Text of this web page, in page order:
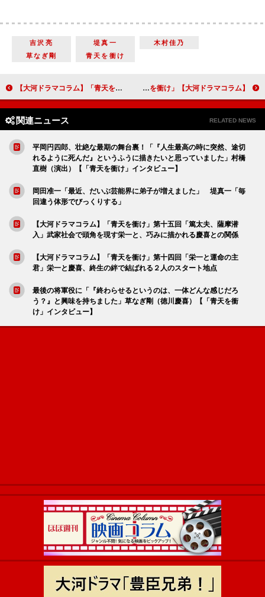
吉沢亮 堤真一
木村佳乃
草なぎ剛
青天を衝け
【大河ドラマコラム】「青天を衝け」第十五回「篤太夫、薩摩潜入」武家社会で頭角を現す栄一と、巧みに描かれる慶喜との関係 【大河ドラマコラム】「青天を衝け」第十八回「一橋の懐」“軍事から財政へ”栄一の変化を描いた濃密なドラマ
関連ニュース RELATED NEWS
平岡円四郎、壮絶な最期の舞台裏！「『人生最高の時に突然、途切
れるように死んだ』というふうに描きたいと思っていました」村橋
直樹（演出）【「青天を衝け」インタビュー】
岡田准一「最近、だいぶ芸能界に弟子が増えました」 堤真一「毎
回違う体形でびっくりする」
【大河ドラマコラム】「青天を衝け」第十五回「篤太夫、薩摩潜
入」武家社会で頭角を現す栄一と、巧みに描かれる慶喜との関係
【大河ドラマコラム】「青天を衝け」第十四回「栄一と運命の主
君」栄一と慶喜、終生の絆で結ばれる２人のスタート地点
最後の将軍役に「『終わらせるというのは、一体どんな感じだろ
う？』と興味を持ちました」草なぎ剛（徳川慶喜）【「青天を衝
け」インタビュー】